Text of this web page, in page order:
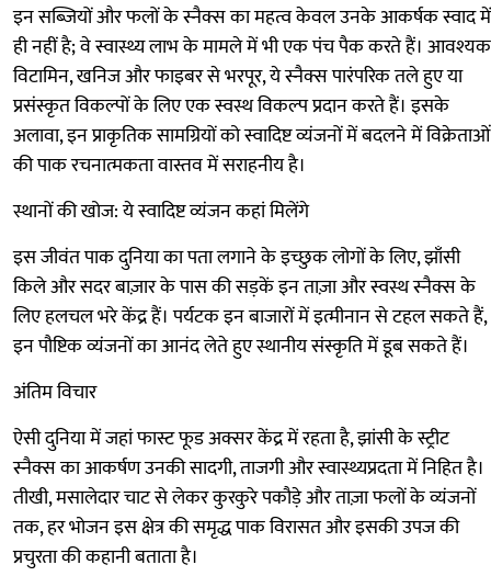
इन सब्जियों और फलों के स्नैक्स का महत्व केवल उनके आकर्षक स्वाद में
ही नहीं है; वे स्वास्थ्य लाभ के मामले में भी एक पंच पैक करते हैं। आवश्यक
विटामिन, खनिज और फाइबर से भरपूर, ये स्नैक्स पारंपरिक तले हुए या
प्रसंस्कृत विकल्पों के लिए एक स्वस्थ विकल्प प्रदान करते हैं। इसके
अलावा, इन प्राकृतिक सामग्रियों को स्वादिष्ट व्यंजनों में बदलने में विक्रेताओं
की पाक रचनात्मकता वास्तव में सराहनीय है।
स्थानों की खोज: ये स्वादिष्ट व्यंजन कहां मिलेंगे
इस जीवंत पाक दुनिया का पता लगाने के इच्छुक लोगों के लिए, झाँसी
किले और सदर बाज़ार के पास की सड़कें इन ताज़ा और स्वस्थ स्नैक्स के
लिए हलचल भरे केंद्र हैं। पर्यटक इन बाजारों में इत्मीनान से टहल सकते हैं,
इन पौष्टिक व्यंजनों का आनंद लेते हुए स्थानीय संस्कृति में डूब सकते हैं।
अंतिम विचार
ऐसी दुनिया में जहां फास्ट फूड अक्सर केंद्र में रहता है, झांसी के स्ट्रीट
स्नैक्स का आकर्षण उनकी सादगी, ताजगी और स्वास्थ्यप्रदता में निहित है।
तीखी, मसालेदार चाट से लेकर कुरकुरे पकौड़े और ताज़ा फलों के व्यंजनों
तक, हर भोजन इस क्षेत्र की समृद्ध पाक विरासत और इसकी उपज की
प्रचुरता की कहानी बताता है।